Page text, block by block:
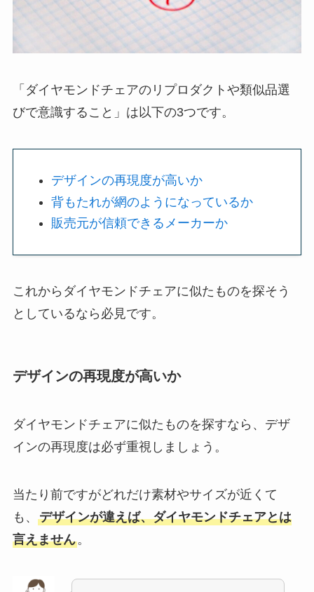
「ダイヤモンドチェアのリプロダクトや類似品選
びで意識すること」は以下の3つです。
デザインの再現度が高いか
背もたれが網のようになっているか
販売元が信頼できるメーカーか
これからダイヤモンドチェアに似たものを探そう
としているなら必見です。
デザインの再現度が高いか
ダイヤモンドチェアに似たものを探すなら、デザ
インの再現度は必ず重視しましょう。
当たり前ですがどれだけ素材やサイズが近くて
も、 デザインが違えば、ダイヤモンドチェアとは
言えません。